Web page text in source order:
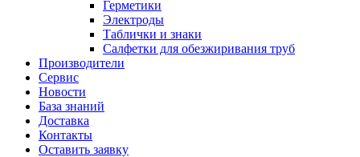
Герметики
Электроды
Таблички и знаки
Салфетки для обезжиривания труб
Производители
Сервис
Новости
База знаний
Доставка
Контакты
Оставить заявку